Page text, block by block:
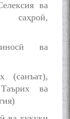
ва
саҳроӣ,
ва
(санъат),
ва